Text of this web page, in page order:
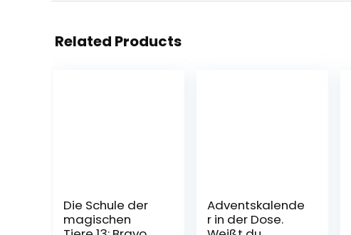
Related Products
Die Schule der
magischen
Adventskalende
r in der Dose.